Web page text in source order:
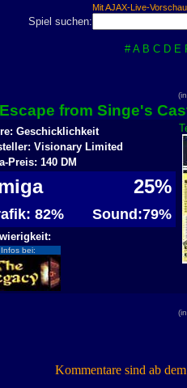
Mit AJAX-Live-
Spiel suchen:
# A B C D E
from Singe's
Geschicklichkeit
Visionary Limited
Preis: 140 DM
25%
82% Sound:79%
bei:
Kommentare sind ab